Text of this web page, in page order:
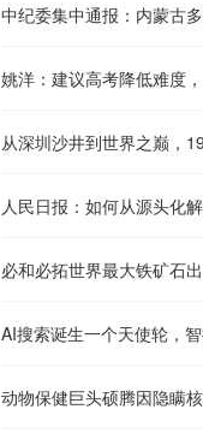
中纪委集中通报：内蒙古
从深圳沙井到世界之巅，
人民日报：如何从源头化
必和必拓世界最大铁矿石
AI搜索诞生一个天使轮，
动物保健巨头硕腾因隐瞒